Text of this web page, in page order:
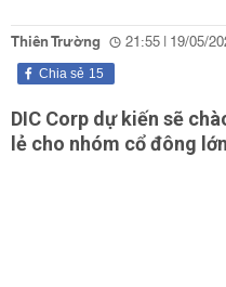
Thiên Trường 21:55 | 19/05/
15
Chia sẻ
DIC Corp dự kiến sẽ
lẻ cho nhóm cổ đông